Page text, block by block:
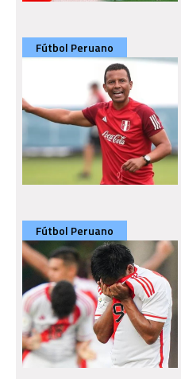
Fútbol Peruano
Fútbol Peruano